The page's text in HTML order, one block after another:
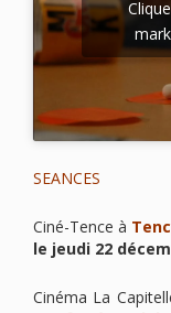
SEANCES
Ciné-Tence à
le jeudi 22
Cinéma La